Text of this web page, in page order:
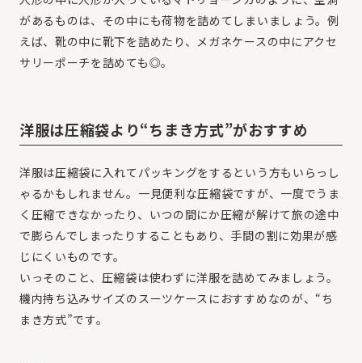
があるものは、その中にも荷物を詰めてしまいましょう。例
えば、靴の中に靴下を詰めたり、メガネケースの中にアクセ
サリーポーチを詰めても◎。
洋服は圧縮袋より“ちまき方式”がおすすめ
洋服は圧縮袋に入れてパッキングをするという方もいらっし
ゃるかもしれません。一見便利な圧縮袋ですが、一度でうま
く圧縮できなかったり、いつの間にか圧縮が解けて旅の途中
で膨らんでしまったりすることもあり、手間の割に効果が感
じにくいものです。
いっそのこと、圧縮袋は使わずに洋服を詰めてみましょう。
機内持ち込みサイズのスーツケースにおすすめなのが、“ち
まき方式”です。